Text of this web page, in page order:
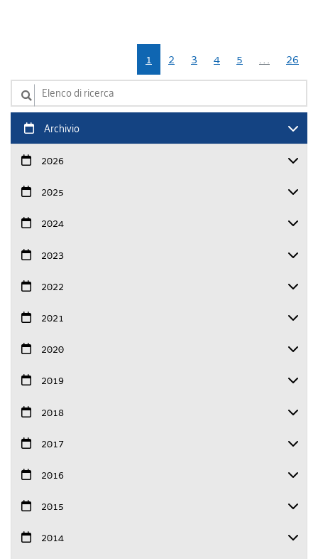
1 2 3 4 5 … 26
Elenco di ricerca
Archivio
2026
2025
2024
2023
2022
2021
2020
2019
2018
2017
2016
2015
2014